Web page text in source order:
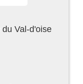
Val-d'oise